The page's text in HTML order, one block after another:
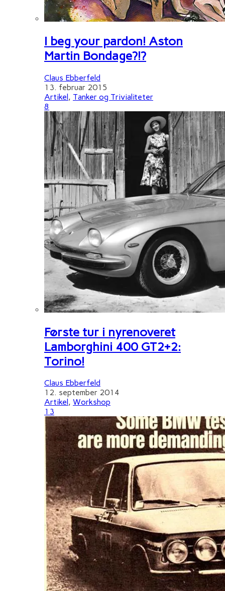
I beg your pardon! Aston
Martin Bondage?!?
Claus Ebberfeld
13. februar 2015
Artikel, Tanker og Trivialiteter
8
Første tur i nyrenoveret
Lamborghini 400 GT2+2:
Torino!
Claus Ebberfeld
12. september 2014
Artikel , Workshop
13